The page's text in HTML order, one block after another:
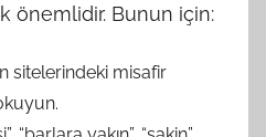
önemlidir. Bunun için:
sitelerindeki misafir